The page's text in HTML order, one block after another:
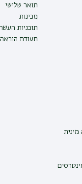
תואר שלישי
מכינות
תוכניות
תעודת הוראה